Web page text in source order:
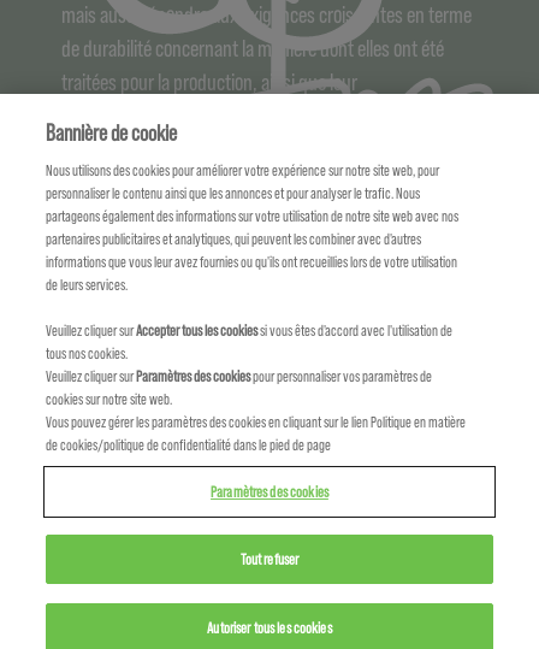
mais aussi répondre aux exigences croissantes en terme
de durabilité concernant la manière dont elles ont été
traitées pour la production, ainsi que leur
Bannière de cookie
Nous utilisons des cookies pour améliorer votre expérience sur notre site web, pour
personnaliser le contenu ainsi que les annonces et pour analyser le trafic. Nous
partageons également des informations sur votre utilisation de notre site web avec nos
partenaires publicitaires et analytiques, qui peuvent les combiner avec d'autres
informations que vous leur avez fournies ou qu'ils ont recueillies lors de votre utilisation
de leurs services.
Veuillez cliquer surAccepter tous les cookiessi vous êtes d'accord avec l'utilisation de
tous nos cookies.
Veuillez cliquer surParamètres des cookiespour personnaliser vos paramètres de
cookies sur notre site web.
Vous pouvez gérer les paramètres des cookies en cliquant sur le lien Politique en matière
de cookies/politique de confidentialité dans le pied de page
Paramètres des cookies
Tout refuser
Autoriser tous les cookies